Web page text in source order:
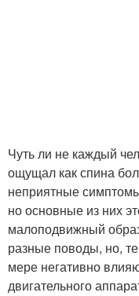
Чуть ли не каждый
ощущал как спина
неприятные
но основные из них
малоподвижный
разные поводы, но,
мере негативно
двигательного